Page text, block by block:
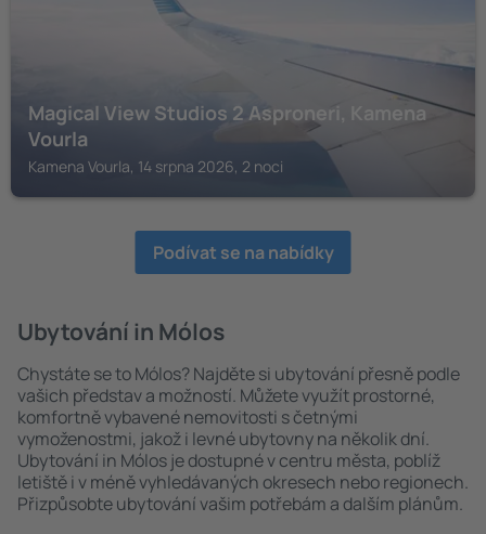
Magical View Studios 2 Asproneri, Kamena
Vourla
Kamena Vourla, 14 srpna 2026, 2 noci
Podívat se na nabídky
Ubytování in Mólos
Chystáte se to Mólos? Najděte si ubytování přesně podle
vašich představ a možností. Můžete využít prostorné,
komfortně vybavené nemovitosti s četnými
vymoženostmi, jakož i levné ubytovny na několik dní.
Ubytování in Mólos je dostupné v centru města, poblíž
letiště i v méně vyhledávaných okresech nebo regionech.
Přizpůsobte ubytování vašim potřebám a dalším plánům.